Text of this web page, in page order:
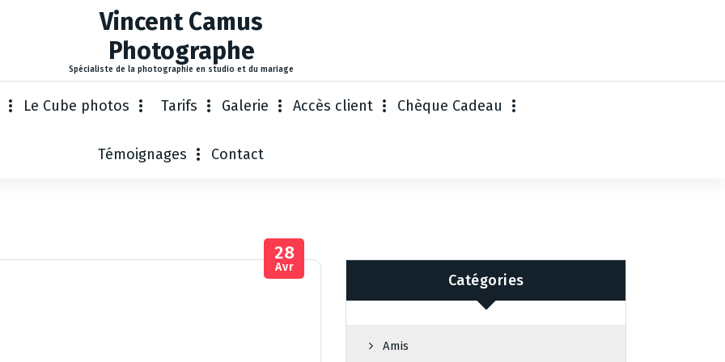
Vincent Camus
Photographe
Spécialiste de la photographie en studio et du mariage
Le Cube photos Tarifs Galerie Accès client Chèque Cadeau
Témoignages Contact
28
Avr
Catégories
Amis